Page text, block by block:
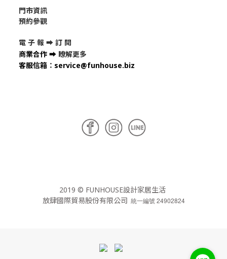
門市資訊
預約參觀
電 子 報 ➡ 訂 閱
商業合作 ➡ 瞭解更多
客服信箱 ： service@funhouse.biz
2019 © FUNHOUSE設計家居生活
放肆國際貿易股份有限公司 統一編號 24902824